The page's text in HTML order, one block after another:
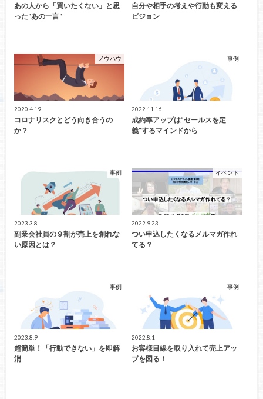
あの人から「買いたくない」と思
った“あの一言“
自分や相手の考えや行動も変える
ビジョン
ノウハウ
2020.4.19
コロナリスクとどう向き合うの
か？
事例
2022.11.16
成約率アップは”セールスを定
義”するマインドから
事例
2023.3.8
副業会社員の９割が売上を創れな
い原因とは？
イベント
2022.9.23
つい申込したくなるメルマガ作れ
てる？
事例
2023.8.9
超簡単！「行動できない」を即解
消
事例
2022.8.1
お客様目線を取り入れて売上アッ
プを図る！